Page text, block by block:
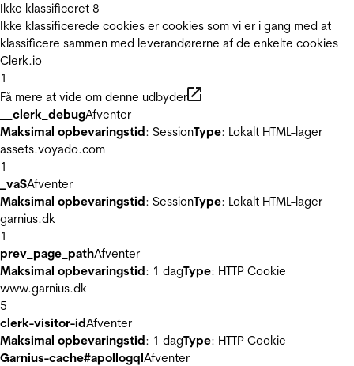
Ikke klassificeret 8
Ikke klassificerede cookies er cookies som vi er i gang med at
klassificere sammen med leverandørerne af de enkelte cookies
Clerk.io
1
Få mere at vide om denne udbyder
__clerk_debugAfventer
Maksimal opbevaringstid: SessionType: Lokalt HTML-lager
assets.voyado.com
1
_vaSAfventer
Maksimal opbevaringstid: SessionType: Lokalt HTML-lager
garnius.dk
1
prev_page_pathAfventer
Maksimal opbevaringstid: 1 dagType: HTTP Cookie
www.garnius.dk
5
clerk-visitor-idAfventer
Maksimal opbevaringstid: 1 dagType: HTTP Cookie
Garnius-cache#apollogqlAfventer